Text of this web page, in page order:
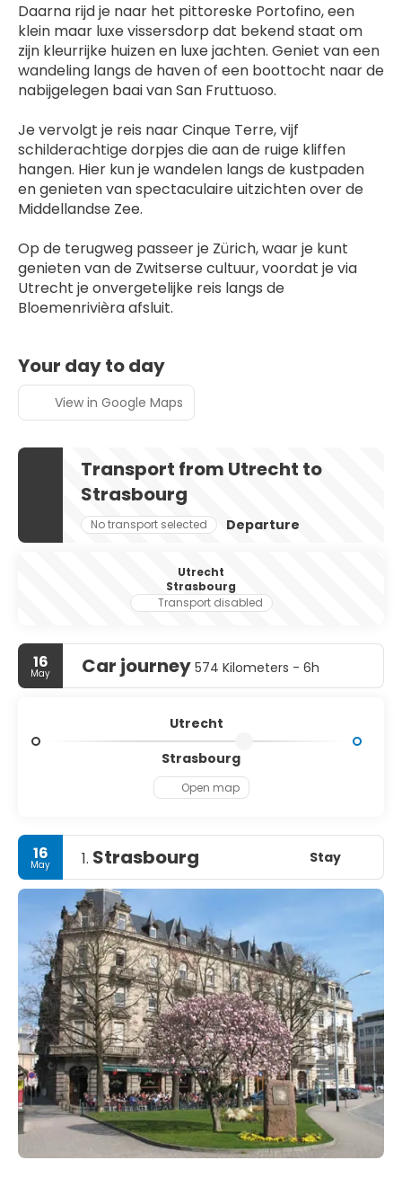
Daarna rijd je naar het pittoreske Portofino, een
klein maar luxe vissersdorp dat bekend staat om
zijn kleurrijke huizen en luxe jachten. Geniet van een
wandeling langs de haven of een boottocht naar de
nabijgelegen baai van San Fruttuoso.
Je vervolgt je reis naar Cinque Terre, vijf
schilderachtige dorpjes die aan de ruige kliffen
hangen. Hier kun je wandelen langs de kustpaden
en genieten van spectaculaire uitzichten over de
Middellandse Zee.
Op de terugweg passeer je Zürich, waar je kunt
genieten van de Zwitserse cultuur, voordat je via
Utrecht je onvergetelijke reis langs de
Bloemenrivièra afsluit.
Your day to day
View in Google Maps
Transport from Utrecht to
Strasbourg
No transport selected Departure
Utrecht
Strasbourg
Transport disabled
16
May Car journey 574 Kilometers - 6h
Utrecht
Strasbourg
Open map
16
May 1. Strasbourg Stay